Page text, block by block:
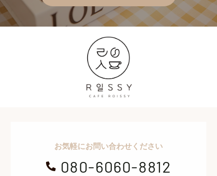
お気軽にお問い合わせください
 080-6060-8812